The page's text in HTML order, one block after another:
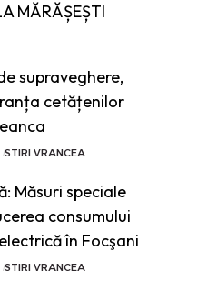
MĂRĂȘEȘTI
supraveghere,
cetățenilor
STIRI VRANCEA
Măsuri speciale
consumului
în Focşani
STIRI VRANCEA